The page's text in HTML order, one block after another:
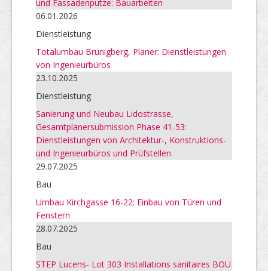
und Fassadenputze: Bauarbeiten
06.01.2026
Dienstleistung
Totalumbau Brünigberg, Planer: Dienstleistungen
von Ingenieurbüros
23.10.2025
Dienstleistung
Sanierung und Neubau Lidostrasse,
Gesamtplanersubmission Phase 41-53:
Dienstleistungen von Architektur-, Konstruktions-
und Ingenieurbüros und Prüfstellen
29.07.2025
Bau
Umbau Kirchgasse 16-22: Einbau von Türen und
Fenstern
28.07.2025
Bau
STEP Lucens- Lot 303 Installations sanitaires BOU